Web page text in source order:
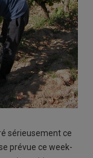
sérieusement ce
prévue ce week-